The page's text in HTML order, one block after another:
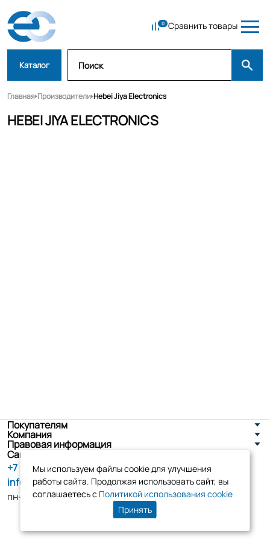
Сравнить товары
Каталог
Главная Производители Hebei Jiya Electronics
HEBEI JIYA ELECTRONICS
Покупателям
Компания
Правовая информация
Санкт-Петербург, ул. Новоселов д. 8
+7 (800) 555-86-90
info@tk-elko.ru
пн-пт, 10:00 - 18:00
Мы используем файлы cookie для улучшения
работы сайта. Продолжая использовать сайт, вы
соглашаетесь с Политикой использования cookie
Принять